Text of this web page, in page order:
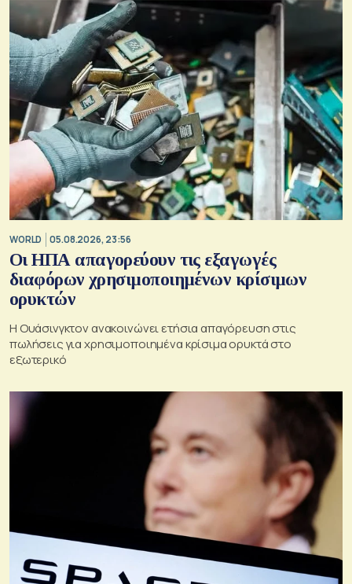
WORLD 05.08.2026, 23:56
Οι ΗΠΑ απαγορεύουν τις εξαγωγές
διαφόρων χρησιμοποιημένων κρίσιμων
ορυκτών
Η Ουάσινγκτον ανακοινώνει ετήσια απαγόρευση στις
πωλήσεις για χρησιμοποιημένα κρίσιμα ορυκτά στο
εξωτερικό